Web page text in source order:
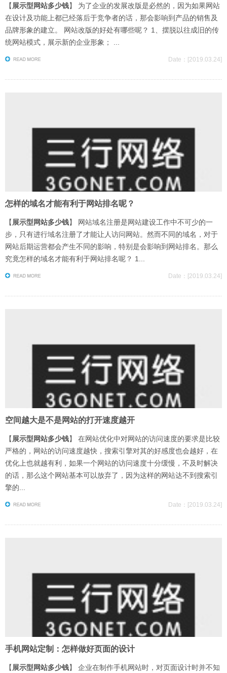
【展示型网站多少钱】 为了企业的发展改版是必然的，因为如果网站
在设计及功能上都已经落后于竞争者的话，那会影响到产品的销售及
品牌形象的建立。 网站改版的好处有哪些呢？ 1、摆脱以往成旧的传
统网站模式，展示新的企业形象； ...
Date：[2019.03.24]
怎样的域名才能有利于网站排名呢？
【展示型网站多少钱】 网站域名注册是网站建设工作中不可少的一
步，只有进行域名注册了才能让人访问网站。然而不同的域名，对于
网站后期运营都会产生不同的影响，特别是会影响到网站排名。那么
究竟怎样的域名才能有利于网站排名呢？ 1...
Date：[2019.03.24]
空间越大是不是网站的打开速度越开
【展示型网站多少钱】 在网站优化中对网站的访问速度的要求是比较
严格的，网站的访问速度越快，搜索引擎对其的好感度也会越好，在
优化上也就越有利，如果一个网站的访问速度十分缓慢，不及时解决
的话，那么这个网站基本可以放弃了，因为这样的网站达不到搜索引
擎的...
Date：[2019.03.24]
手机网站定制：怎样做好页面的设计
【展示型网站多少钱】 企业在制作手机网站时，对页面设计时并不知